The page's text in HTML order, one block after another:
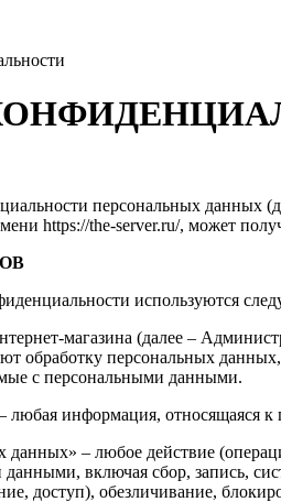
персональных данных
https://the-server.ru/, может
используются
магазина (далее –
обработку персональных
с персональными данными.
любая информация, относящаяся
данных» – любое действие
включая сбор, запись,
доступ), обезличивание,